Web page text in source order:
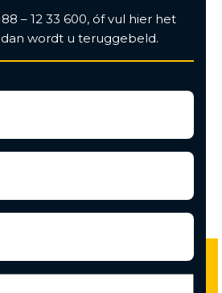
– 12 33 600, óf vul hier het
wordt u teruggebeld.